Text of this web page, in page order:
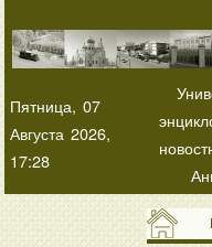
Пятница, 07
Августа 2026,
17:28